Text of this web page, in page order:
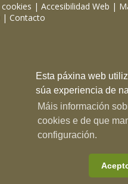
Esta páxina web
súa experiencia de
Máis información
cookies e de que
configuración.
| Accesibilidad Web |
| Contacto